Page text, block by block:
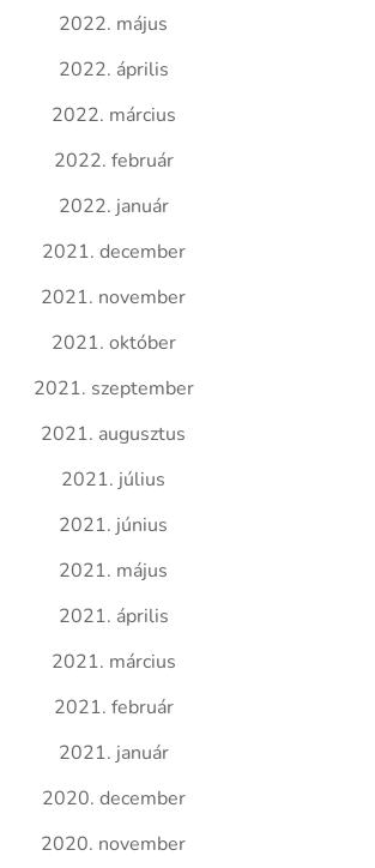
2022. május
2022. április
2022. március
2022. február
2022. január
2021. december
2021. november
2021. október
2021. szeptember
2021. augusztus
2021. július
2021. június
2021. május
2021. április
2021. március
2021. február
2021. január
2020. december
2020. november